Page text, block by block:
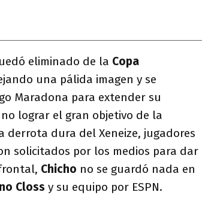
eliminado de la Copa
una pálida imagen y se
Maradona para extender su
lograr el gran objetivo de la
derrota dura del Xeneize, jugadores
solicitados por los medios para dar
Chicho no se guardó nada en
Closs y su equipo por ESPN.